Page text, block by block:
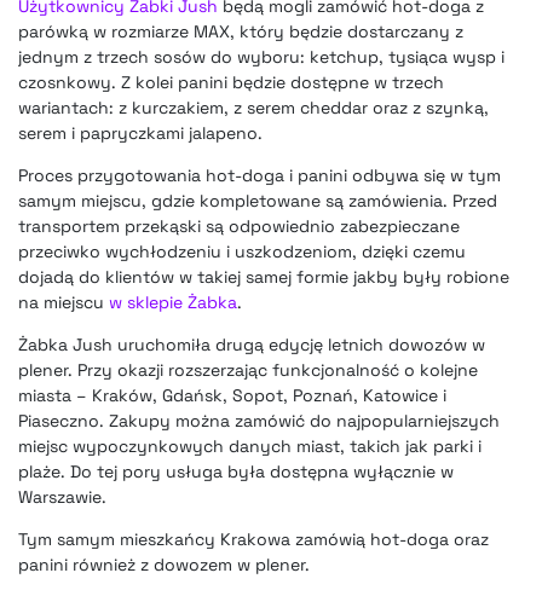
Użytkownicy Żabki Jush będą mogli zamówić hot-doga z
parówką w rozmiarze MAX, który będzie dostarczany z
jednym z trzech sosów do wyboru: ketchup, tysiąca wysp i
czosnkowy. Z kolei panini będzie dostępne w trzech
wariantach: z kurczakiem, z serem cheddar oraz z szynką,
serem i papryczkami jalapeno.
Proces przygotowania hot-doga i panini odbywa się w tym
samym miejscu, gdzie kompletowane są zamówienia. Przed
transportem przekąski są odpowiednio zabezpieczane
przeciwko wychłodzeniu i uszkodzeniom, dzięki czemu
dojadą do klientów w takiej samej formie jakby były robione
na miejscu w sklepie Żabka.
Żabka Jush uruchomiła drugą edycję letnich dowozów w
plener. Przy okazji rozszerzając funkcjonalność o kolejne
miasta – Kraków, Gdańsk, Sopot, Poznań, Katowice i
Piaseczno. Zakupy można zamówić do najpopularniejszych
miejsc wypoczynkowych danych miast, takich jak parki i
plaże. Do tej pory usługa była dostępna wyłącznie w
Warszawie.
Tym samym mieszkańcy Krakowa zamówią hot-doga oraz
panini również z dowozem w plener.